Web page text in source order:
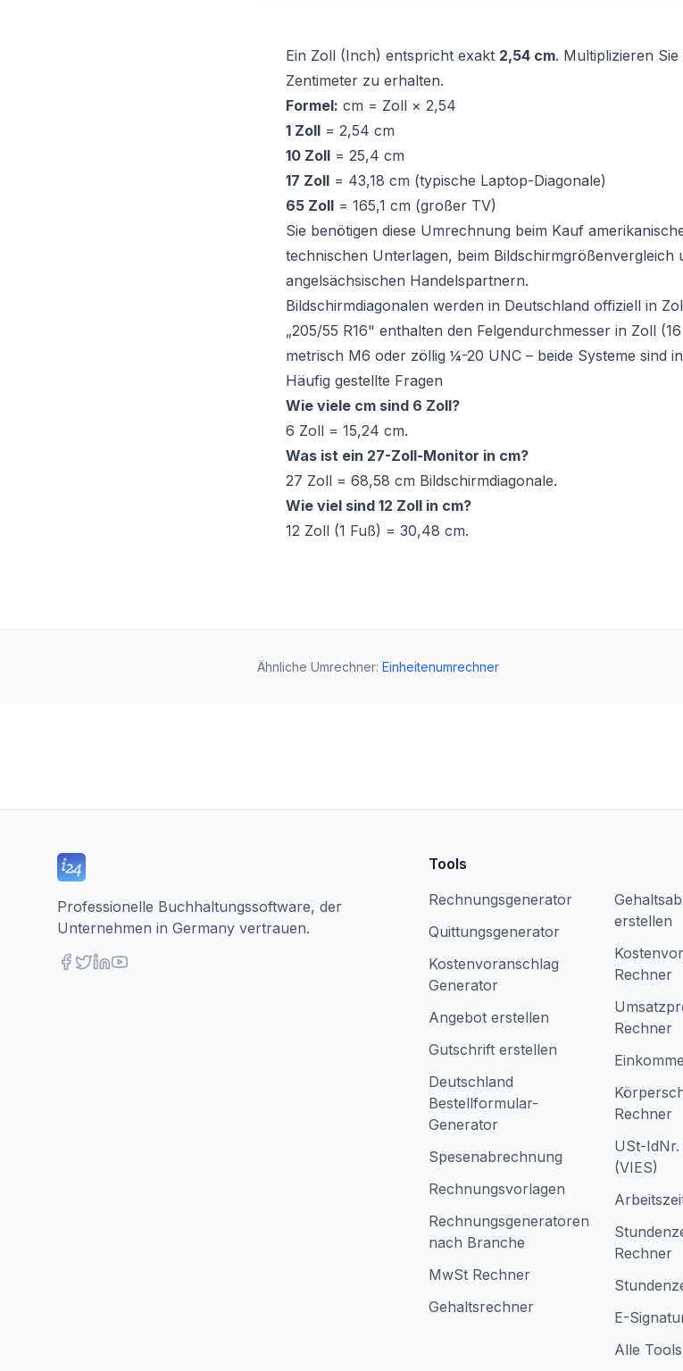
Ein Zoll (Inch) entspricht exakt 2,54 cm. Multiplizieren
Zentimeter zu erhalten.
Formel: cm = Zoll × 2,54
1 Zoll = 2,54 cm
10 Zoll = 25,4 cm
17 Zoll = 43,18 cm (typische Laptop-Diagonale)
65 Zoll = 165,1 cm (großer TV)
Sie benötigen diese Umrechnung beim Kauf
technischen Unterlagen, beim Bildschirmgrößenvergleich
angelsächsischen Handelspartnern.
Bildschirmdiagonalen werden in Deutschland offiziell in
„205/55 R16" enthalten den Felgendurchmesser in Zoll
metrisch M6 oder zöllig ¼-20 UNC – beide Systeme sind
Häufig gestellte Fragen
Wie viele cm sind 6 Zoll?
6 Zoll = 15,24 cm.
Was ist ein 27-Zoll-Monitor in cm?
27 Zoll = 68,58 cm Bildschirmdiagonale.
Wie viel sind 12 Zoll in cm?
12 Zoll (1 Fuß) = 30,48 cm.
Ähnliche Umrechner: Einheitenumrechner
Professionelle Buchhaltungssoftware, der
Unternehmen in Germany vertrauen.
Tools
Rechnungsgenerator
Quittungsgenerator
Kostenvoranschlag
Generator
Angebot erstellen
Gutschrift erstellen
Deutschland
Bestellformular-
Generator
Spesenabrechnung
Rechnungsvorlagen
Rechnungsgeneratoren
nach Branche
MwSt Rechner
Gehaltsrechner
erstellen
Rechner
Rechner
Rechner
USt-
(VIES)
Rechner
E-
Alle